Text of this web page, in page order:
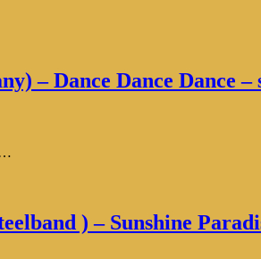
– Dance Dance Dance –
) – Sunshine